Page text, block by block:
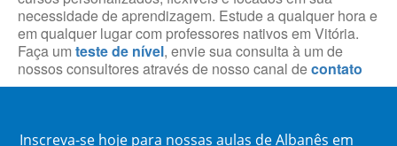
necessidade de aprendizagem. Estude a qualquer hora e
em qualquer lugar com professores nativos em Vitória.
Faça um teste de nível, envie sua consulta à um de
nossos consultores através de nosso canal decontato
Inscreva-se hoje para nossas aulas de Albanês em